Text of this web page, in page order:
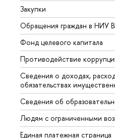
Закупки
Обращения граждан в НИУ
Фонд целевого капитала
Противодействие
Сведения о доходах,
обязательствах
Сведения об
Людям с ограниченными
Единая платежная страница